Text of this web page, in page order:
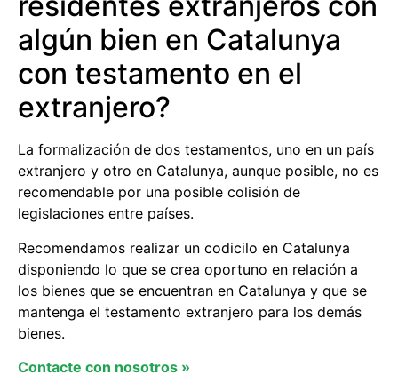
algún bien en Catalunya
con testamento en el
extranjero?
La formalización de dos testamentos, uno en un país
extranjero y otro en Catalunya, aunque posible, no es
recomendable por una posible colisión de
legislaciones entre países.
Recomendamos realizar un codicilo en Catalunya
disponiendo lo que se crea oportuno en relación a
los bienes que se encuentran en Catalunya y que se
mantenga el testamento extranjero para los demás
bienes.
Contacte con nosotros »